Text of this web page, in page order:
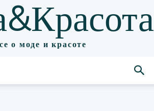
о моде и красоте